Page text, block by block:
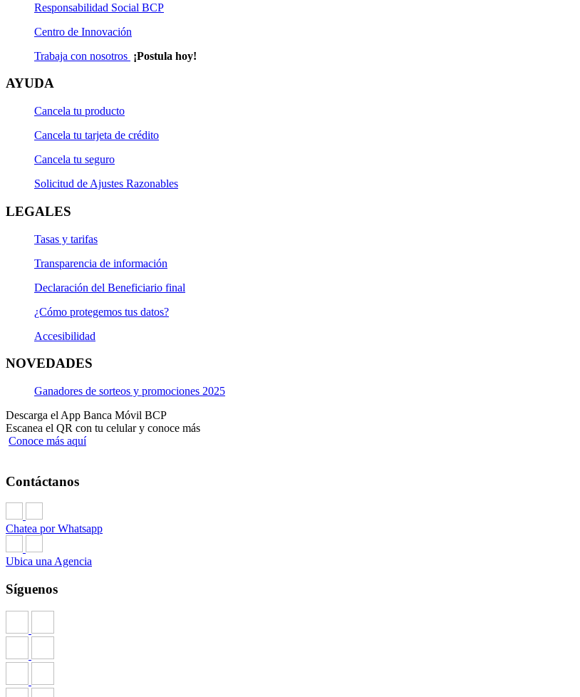
Responsabilidad Social BCP
Centro de Innovación
Trabaja con nosotros ¡Postula hoy!
AYUDA
Cancela tu producto
Cancela tu tarjeta de crédito
Cancela tu seguro
Solicitud de Ajustes Razonables
LEGALES
Tasas y tarifas
Transparencia de información
Declaración del Beneficiario final
¿Cómo protegemos tus datos?
Accesibilidad
NOVEDADES
Ganadores de sorteos y promociones 2025
Descarga el App Banca Móvil BCP
Escanea el QR con tu celular y conoce más
Conoce más aquí
Contáctanos
Chatea por Whatsapp
Ubica una Agencia
Síguenos